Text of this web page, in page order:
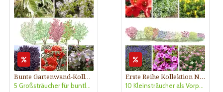
Bunte Gartenwand-Kollektion Nr. 403
5 Großsträucher für buntlaubige Gartenwand, sonnig- halbschattig
Erste Reihe Kollektion Nr. 407
10 Kleinsträucher als Vorpflanzung, sonning-halbschattig